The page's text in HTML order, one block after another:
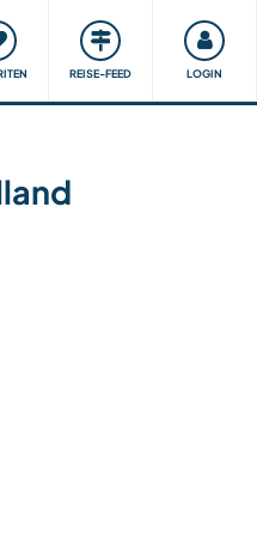
REISE-FEED LOGIN
Unsere Community